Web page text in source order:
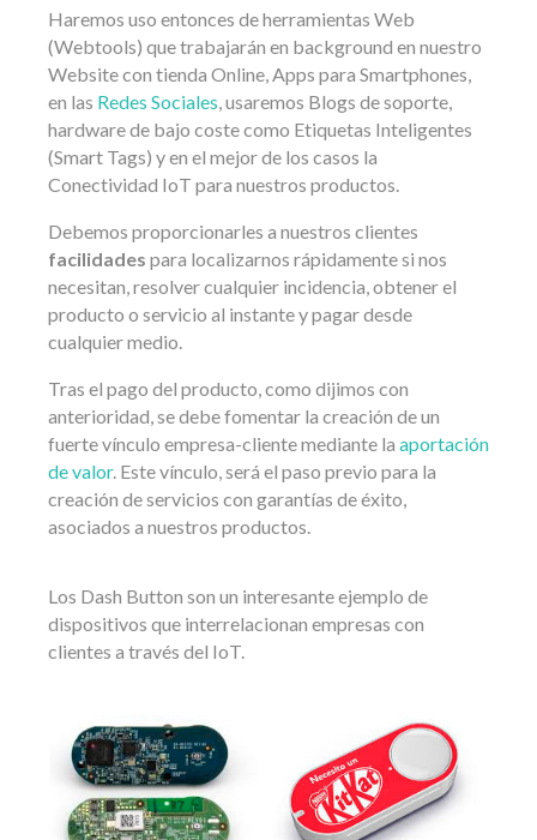
Haremos uso entonces de herramientas Web
(Webtools) que trabajarán en background en nuestro
Website con tienda Online, Apps para Smartphones,
en las Redes Sociales, usaremos Blogs de soporte,
hardware de bajo coste como Etiquetas Inteligentes
(Smart Tags) y en el mejor de los casos la
Conectividad IoT para nuestros productos.
Debemos proporcionarles a nuestros clientes
facilidades para localizarnos rápidamente si nos
necesitan, resolver cualquier incidencia, obtener el
producto o servicio al instante y pagar desde
cualquier medio.
Tras el pago del producto, como dijimos con
anterioridad, se debe fomentar la creación de un
fuerte vínculo empresa-cliente mediante la aportación
de valor. Este vínculo, será el paso previo para la
creación de servicios con garantías de éxito,
asociados a nuestros productos.
Los Dash Button son un interesante ejemplo de
dispositivos que interrelacionan empresas con
clientes a través del IoT.